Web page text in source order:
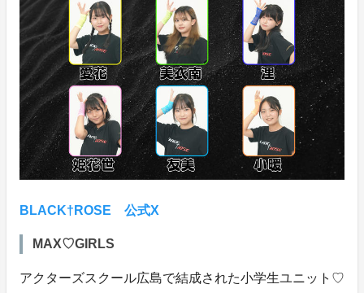
BLACK†ROSE 公式X
MAX♡GIRLS
アクターズスクール広島で結成された小学生ユニット♡